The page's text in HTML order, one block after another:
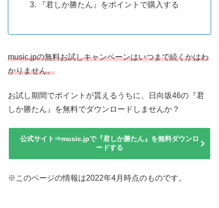
『君しか勝たん』をポイントで購入する
music.jpの無料お試しキャンペーンはいつまで続くかはわ
かりません。
お試し期間でポイントが貰えるうちに、日向坂46の『君
しか勝たん』を無料でダウンロードしませんか？
公式サイト⇒music.jpで『君しか勝たん』を無料ダウンロ
ードする
※このページの情報は2022年4月時点のものです。